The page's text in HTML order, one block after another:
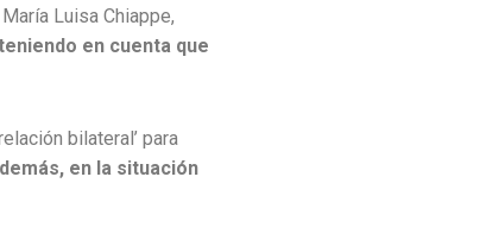
Luisa Chiappe,
en cuenta que
bilateral’ para
en la situación